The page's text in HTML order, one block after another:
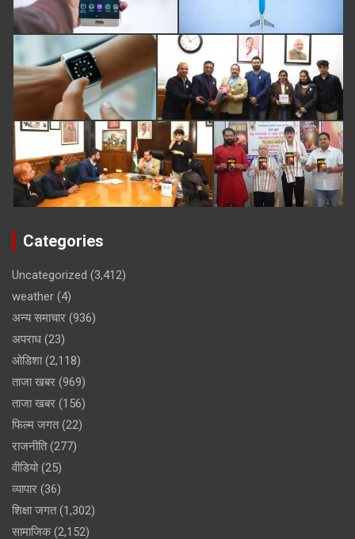
Categories
Uncategorized (3,412)
weather (4)
अन्य समाचार (936)
अपराध (23)
ओडिशा(2,118)
ताजा खबर (969)
ताजा खबर (156)
फिल्म जगत(22)
राजनीति(277)
वीडियो(25)
व्यापार (36)
शिक्षा जगत(1,302)
सामाजिक(2,152)